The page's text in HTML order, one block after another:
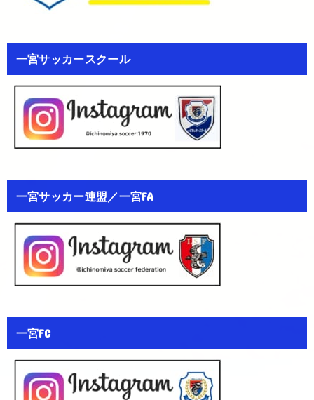
一宮サッカースクール
一宮サッカー連盟／一宮FA
一宮FC